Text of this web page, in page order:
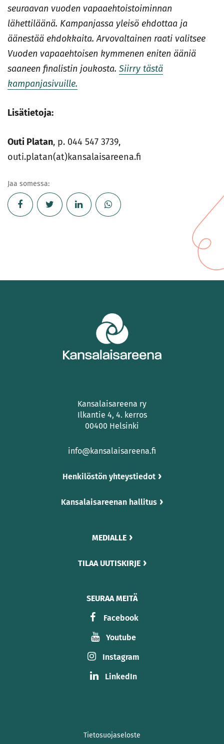
seuraavan vuoden vapaaehtoistoiminnan
lähettiläänä. Kampanjassa yleisö ehdottaa ja
äänestää ehdokkaita. Arvovaltainen raati valitsee
Vuoden vapaaehtoisen kymmenen eniten ääniä
saaneen finalistin joukosta. Siirry tästä
kampanjasivuille.
Lisätietoja:
Outi Platan, p. 044 547 3739,
outi.platan(at)kansalaisareena.fi
Jaa somessa:
Kansalaisareena ry
Ilkantie 4, 4. kerros
00400 Helsinki
info@kansalaisareena.fi
Henkilöstön yhteystiedot
Kansalaisareenan hallitus
MEDIALLE
TILAA UUTISKIRJE
SEURAA MEITÄ
Facebook
Youtube
Instagram
LinkedIn
Tietosuojaseloste